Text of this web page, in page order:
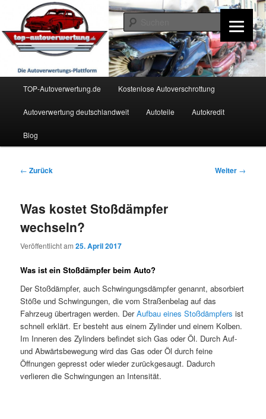
wechseln
TOP-Autoverwertung.de
TOP-Autoverwertung.de Kostenlose Autoverschrottung
Autoverwertung deutschlandweit Autoteile Autokredit
Blog
Beitrags-
← Zurück Weiter →
Was kostet Stoßdämpfer
wechseln?
Veröffentlicht am25. April 2017
Was ist ein Stoßdämpfer beim Auto?
Der Stoßdämpfer, auch Schwingungsdämpfer genannt, absorbiert
Stöße und Schwingungen, die vom Straßenbelag auf das
Fahrzeug übertragen werden. DerAufbau eines Stoßdämpfers ist
schnell erklärt. Er besteht aus einem Zylinder und einem Kolben.
Im Inneren des Zylinders befindet sich Gas oder Öl. Durch Auf-
und Abwärtsbewegung wird das Gas oder Öl durch feine
Öffnungen gepresst oder wieder zurückgesaugt. Dadurch
verlieren die Schwingungen an Intensität.